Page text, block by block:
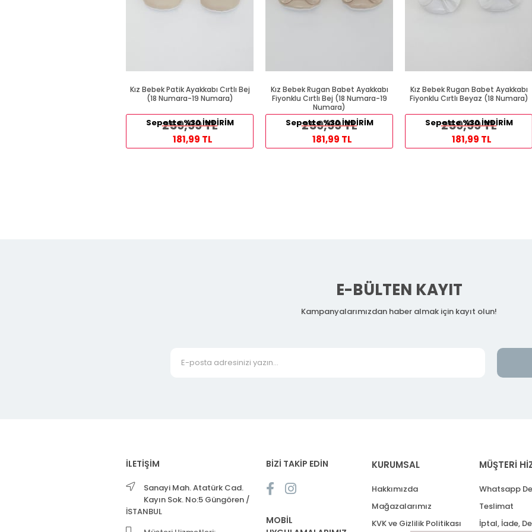
Kız Bebek Patik Ayakkabı Cırtlı Bej
(18 Numara-19 Numara)
259,99 TL
Sepette %30 İNDİRİM
181,99 TL
Kız Bebek Rugan Babet Ayakkabı
Fiyonklu Cırtlı Bej (18 Numara-19
Numara)
259,99 TL
Sepette %30 İNDİRİM
181,99 TL
Kız Bebek Rugan Babet Ayakkabı
Fiyonklu Cırtlı Beyaz (18 Numara)
259,99 TL
Sepette %30 İNDİRİM
181,99 TL
E-BÜLTEN KAYIT
Kampanyalarımızdan haber almak için kayıt olun!
İLETİŞİM
Sanayi Mah. Atatürk Cad.
Kayın Sok. No:5 Güngören /
İSTANBUL
BİZİ TAKİP EDİN
MOBİL
KURUMSAL
Hakkımızda
Mağazalarımız
KVK ve Gizlilik Politikası
MÜŞTERİ
Whatsapp
Teslimat
İptal, İade,